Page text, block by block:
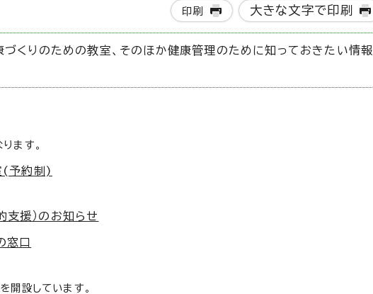
印刷 大きな文字で印刷
くりのための教室、そのほか健康管理のために知っておきたい情報
ます。
(予約制)
援）のお知らせ
窓口
開設しています。